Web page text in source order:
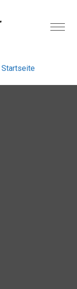
Startseite